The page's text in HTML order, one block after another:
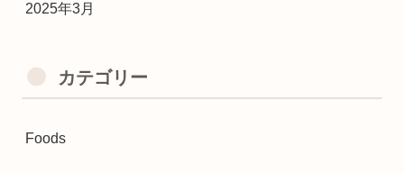
2025年3月
カテゴリー
Foods